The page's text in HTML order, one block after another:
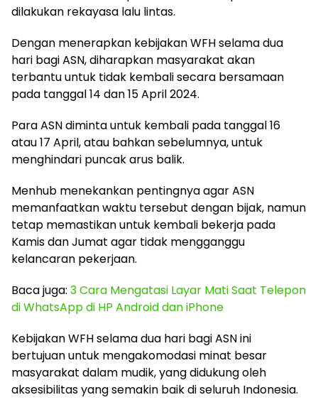
dilakukan rekayasa lalu lintas.
Dengan menerapkan kebijakan WFH selama dua
hari bagi ASN, diharapkan masyarakat akan
terbantu untuk tidak kembali secara bersamaan
pada tanggal 14 dan 15 April 2024.
Para ASN diminta untuk kembali pada tanggal 16
atau 17 April, atau bahkan sebelumnya, untuk
menghindari puncak arus balik.
Menhub menekankan pentingnya agar ASN
memanfaatkan waktu tersebut dengan bijak, namun
tetap memastikan untuk kembali bekerja pada
Kamis dan Jumat agar tidak mengganggu
kelancaran pekerjaan.
Baca juga: 3 Cara Mengatasi Layar Mati Saat Telepon
di WhatsApp di HP Android dan iPhone
Kebijakan WFH selama dua hari bagi ASN ini
bertujuan untuk mengakomodasi minat besar
masyarakat dalam mudik, yang didukung oleh
aksesibilitas yang semakin baik di seluruh Indonesia.